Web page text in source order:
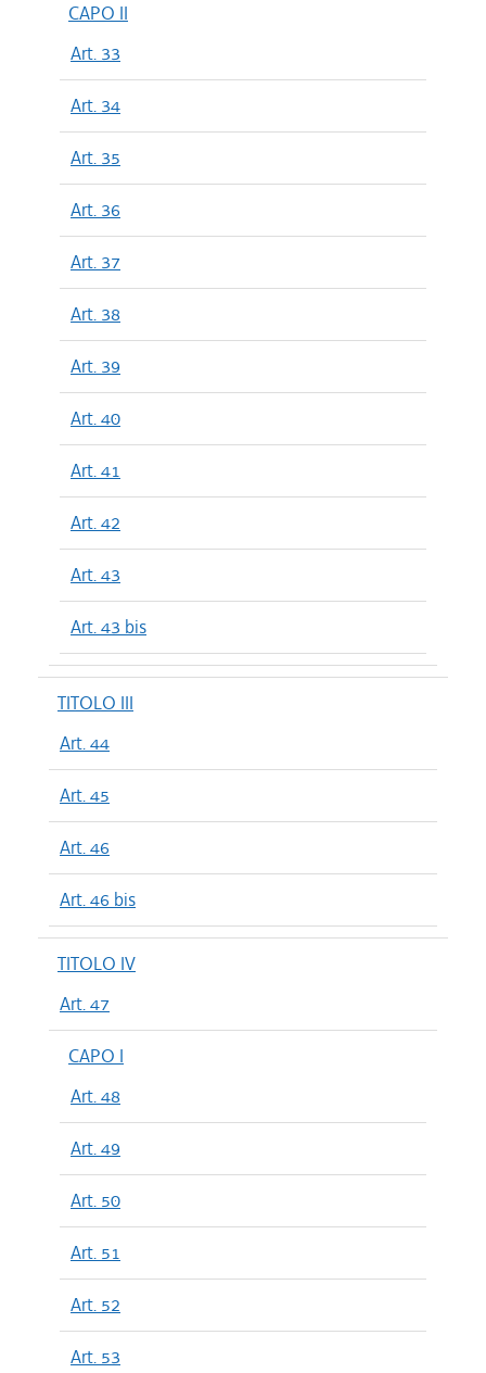
CAPO II
Art. 33
Art. 34
Art. 35
Art. 36
Art. 37
Art. 38
Art. 39
Art. 40
Art. 41
Art. 42
Art. 43
Art. 43 bis
TITOLO III
Art. 44
Art. 45
Art. 46
Art. 46 bis
TITOLO IV
Art. 47
CAPO I
Art. 48
Art. 49
Art. 50
Art. 51
Art. 52
Art. 53